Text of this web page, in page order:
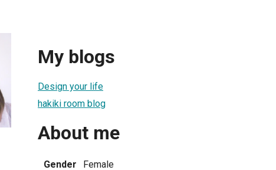
My blogs
Design your life
hakiki room blog
About me
Gender
Female